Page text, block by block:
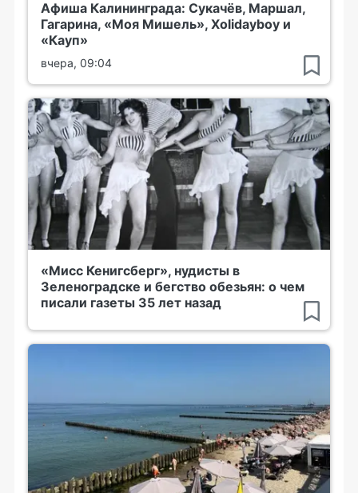
Афиша Калининграда: Сукачёв, Маршал,
Гагарина, «Моя Мишель», Xolidayboy и
«Кауп»
вчера, 09:04
«Мисс Кенигсберг», нудисты в
Зеленоградске и бегство обезьян: о чем
писали газеты 35 лет назад